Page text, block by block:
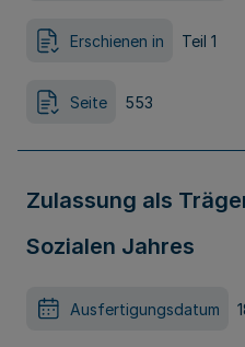
Erschienen in Teil 1
Seite 553
Zulassung als
Sozialen Jahres
Ausfertigungsdatum